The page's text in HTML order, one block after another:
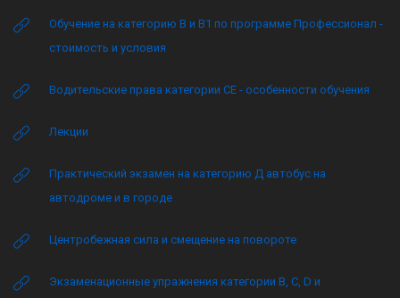
Обучение на категорию B и B1 по программе Профессионал -
стоимость и условия
Водительские права категории CE - особенности обучения
Лекции
Практический экзамен на категорию Д автобус на
автодроме и в городе
Центробежная сила и смещение на повороте
Экзаменационные упражнения категории B, C, D и